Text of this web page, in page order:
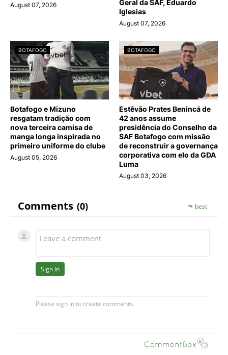
August 07, 2026
Geral da SAF, Eduardo
Iglesias
August 07, 2026
BOTAFOGO
Botafogo e Mizuno
resgatam tradição com
nova terceira camisa de
manga longa inspirada no
primeiro uniforme do clube
August 05, 2026
BOTAFOGO
Estêvão Prates Benincá de
42 anos assume
presidência do Conselho da
SAF Botafogo com missão
de reconstruir a governança
corporativa com elo da GDA
Luma
August 03, 2026